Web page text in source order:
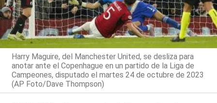
Harry Maguire, del Manchester United, se desliza para
anotar ante el Copenhague en un partido de la Liga de
Campeones, disputado el martes 24 de octubre de 2023
(AP Foto/Dave Thompson)